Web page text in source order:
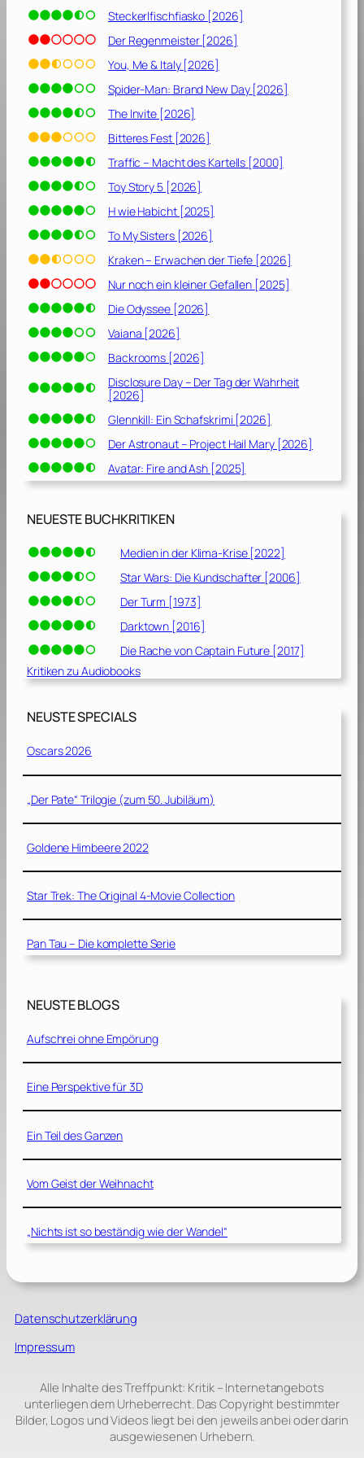
r
J
a
o
b
s
w
e
g
i
s
t
L
b
e
n
[
2
0
1
9
]
Steckerlfischfiasko [2026]
Der Regenmeister [2026]
You, Me & Italy [2026]
Spider-Man: Brand New Day [2026]
The Invite [2026]
Bitteres Fest [2026]
Traffic – Macht des Kartells [2000]
Toy Story 5 [2026]
H wie Habicht [2025]
To My Sisters [2026]
Kraken – Erwachen der Tiefe [2026]
Nur noch ein kleiner Gefallen [2025]
Die Odyssee [2026]
Vaiana [2026]
Backrooms [2026]
Disclosure Day – Der Tag der Wahrheit
[2026]
Glennkill: Ein Schafskrimi [2026]
Der Astronaut – Project Hail Mary [2026]
Avatar: Fire and Ash [2025]
NEUESTE BUCHKRITIKEN
Medien in der Klima-Krise [2022]
Star Wars: Die Kundschafter [2006]
Der Turm [1973]
Darktown [2016]
Die Rache von Captain Future [2017]
Kritiken zu Audiobooks
NEUSTE SPECIALS
Oscars 2026
„Der Pate“ Trilogie (zum 50. Jubiläum)
Goldene Himbeere 2022
Star Trek: The Original 4-Movie Collection
Pan Tau – Die komplette Serie
NEUSTE BLOGS
Aufschrei ohne Empörung
Eine Perspektive für 3D
Ein Teil des Ganzen
Vom Geist der Weihnacht
„Nichts ist so beständig wie der Wandel“
Datenschutzerklärung
Impressum
Alle Inhalte des Treffpunkt: Kritik – Internetangebots
unterliegen dem Urheberrecht. Das Copyright bestimmter
Bilder, Logos und Videos liegt bei den jeweils anbei oder darin
ausgewiesenen Urhebern.